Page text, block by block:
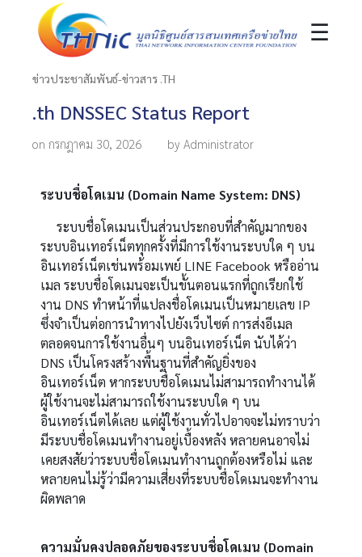
☰
ข่าวประชาสัมพันธ์-ข่าวสาร .TH
.th DNSSEC Status Report
on กรกฎาคม 30, 2026 by Administrator
ระบบชื่อโดเมน (Domain Name System: DNS)
ระบบชื่อโดเมนเป็นส่วนประกอบที่สำคัญมากของ
ระบบอินเทอร์เน็ตทุกครั้งที่มีการใช้งานระบบใด ๆ บน
อินเทอร์เน็ตเช่นพร้อมเพย์ LINE Facebookหรืออ่าน
เมล ระบบชื่อโดเมนจะเป็นขั้นตอนแรกที่ถูกเรียกใช้
งาน DNSทำหน้าที่แปลงชื่อโดเมนเป็นหมายเลข IP
ซึ่งจำเป็นต่อการนำทางไปยังเว็บไซต์ การส่งอีเมล
ตลอดจนการใช้งานอื่นๆ บนอินเทอร์เน็ต นับได้ว่า
DNS เป็นโครงสร้างพื้นฐานที่สำคัญยิ่งของ
อินเทอร์เน็ต หากระบบชื่อโดเมนไม่สามารถทำงานได้
ผู้ใช้งานจะไม่สามารถใช้งานระบบใด ๆ บน
อินเทอร์เน็ตได้เลย แต่ผู้ใช้งานทั่วไปอาจจะไม่ทราบว่า
มีระบบชื่อโดเมนทำงานอยู่เบื้องหลัง หลายคนอาจไม่
เคยสงสัยว่าระบบชื่อโดเมนทำงานถูกต้องหรือไม่ และ
หลายคนไม่รู้ว่ามีความเสี่ยงที่ระบบชื่อโดเมนจะทำงาน
ผิดพลาด
ความมั่นคงปลอดภัยของระบบชื่อโดเมน (Domain